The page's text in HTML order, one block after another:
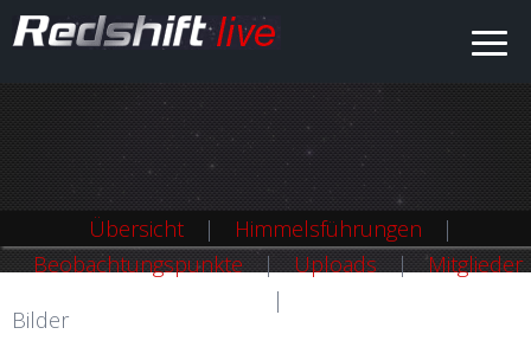
Übersicht
Himmelsführungen
Beobachtungspunkte
Uploads
Mitglieder
Bilder